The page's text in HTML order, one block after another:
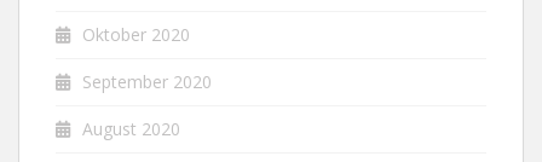
Oktober 2020
September 2020
August 2020